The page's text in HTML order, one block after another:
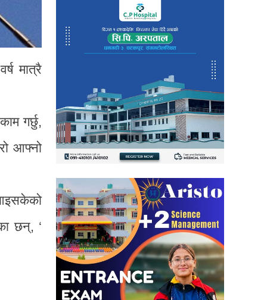
मात्रै
गर्छु,
आफ्नो
छन्, ‘